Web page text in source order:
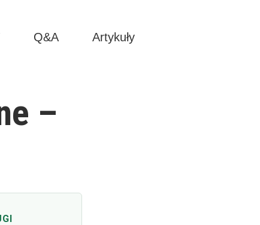
Q&A Artykuły
–